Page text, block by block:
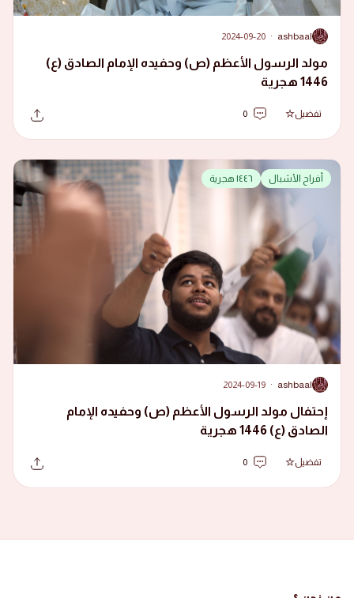
A
ashbaal
·
2024-09-20
مولد الرسول الأعظم (ص) وحفيده الإمام الصادق (ع)
1446 هجرية
تفضيل 0
أفراح الأشبال ١٤٤٦ هجرية
A
ashbaal
·
2024-09-19
إحتفال مولد الرسول الأعظم (ص) وحفيده الإمام
الصادق (ع) 1446 هجرية
تفضيل 0